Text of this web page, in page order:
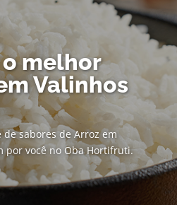
melhor
Valinhos
sabores de Arroz em
por você no Oba Hortifruti.